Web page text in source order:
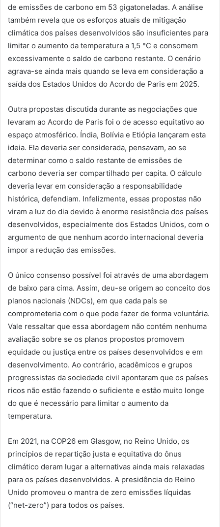
de emissões de carbono em 53 gigatoneladas. A análise
também revela que os esforços atuais de mitigação
climática dos países desenvolvidos são insuficientes para
limitar o aumento da temperatura a 1,5 °C e consomem
excessivamente o saldo de carbono restante. O cenário
agrava-se ainda mais quando se leva em consideração a
saída dos Estados Unidos do Acordo de Paris em 2025.
Outra propostas discutida durante as negociações que
levaram ao Acordo de Paris foi o de acesso equitativo ao
espaço atmosférico. Índia, Bolívia e Etiópia lançaram esta
ideia. Ela deveria ser considerada, pensavam, ao se
determinar como o saldo restante de emissões de
carbono deveria ser compartilhado per capita. O cálculo
deveria levar em consideração a responsabilidade
histórica, defendiam. Infelizmente, essas propostas não
viram a luz do dia devido à enorme resistência dos países
desenvolvidos, especialmente dos Estados Unidos, com o
argumento de que nenhum acordo internacional deveria
impor a redução das emissões.
O único consenso possível foi através de uma abordagem
de baixo para cima. Assim, deu-se origem ao conceito dos
planos nacionais (NDCs), em que cada país se
comprometeria com o que pode fazer de forma voluntária.
Vale ressaltar que essa abordagem não contém nenhuma
avaliação sobre se os planos propostos promovem
equidade ou justiça entre os países desenvolvidos e em
desenvolvimento. Ao contrário, acadêmicos e grupos
progressistas da sociedade civil apontaram que os países
ricos não estão fazendo o suficiente e estão muito longe
do que é necessário para limitar o aumento da
temperatura.
Em 2021, na COP26 em Glasgow, no Reino Unido, os
princípios de repartição justa e equitativa do ônus
climático deram lugar a alternativas ainda mais relaxadas
para os países desenvolvidos. A presidência do Reino
Unido promoveu o mantra de zero emissões líquidas
(“net-zero”) para todos os países.